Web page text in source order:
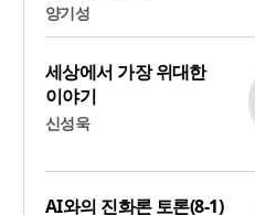
양기성
세상에서 가장 위대한
이야기
신성욱
AI와의 진화론 토론(8-1)